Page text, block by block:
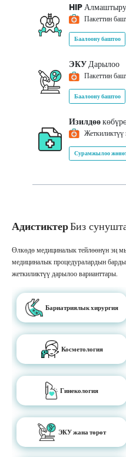
HIP
Пакеттин
Баалоону баштоо
ЭКУДарылоо
Пакеттин
Баалоону баштоо
Изилдөө
Жеткиликтүү
Сурамжылоо
АдистиктерБиз
Өлкөдө медициналык тейлөөнүн эң
медициналык процедуралардын
жеткиликтүү дарылоо варианттары.
Бариатриялык хирургия
Косметология
Гинекология
ЭКУ жана төрөт